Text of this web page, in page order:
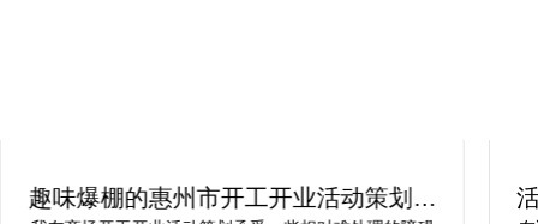
趣味爆棚的惠州市开工开业活动策划方